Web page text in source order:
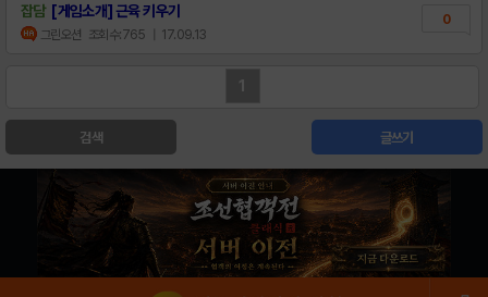
잡담 [게임소개] 근육 키우기
그린오션 조회수:765 | 17.09.13
0
1
검색 글쓰기